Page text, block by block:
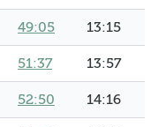
49:05 13:15
51:37 13:57
52:50 14:16